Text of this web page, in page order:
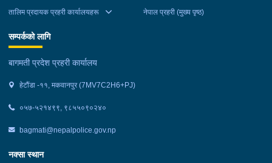
तालिम प्रदायक प्रहरी कार्यालयहरू नेपाल प्रहरी (मुख्य पृष्ठ)
सम्पर्कको लागि
बागमती प्रदेश प्रहरी कार्यालय
हेटौंडा -११, मकवानपुर (7MV7C2H6+PJ)
०५७-५२१४९९, ९८५५०९०२४०
bagmati@nepalpolice.gov.np
नक्सा स्थान